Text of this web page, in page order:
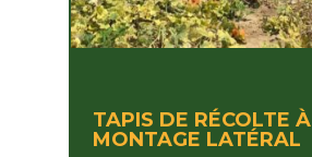
TAPIS DE RÉCOLTE À
MONTAGE LATÉRAL